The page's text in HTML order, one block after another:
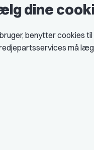
Find freelancer
Rettighedsmidler hos
Åbnings- og
dine
benytter cookies
må